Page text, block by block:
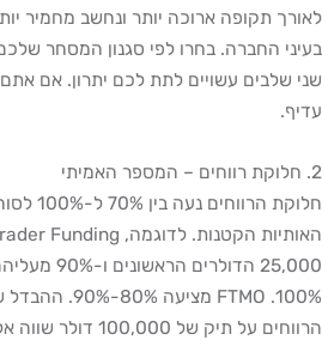
לאורך תקופה ארוכה יותר ונחשב מחמיר
בעיני החברה. בחרו לפי סגנון המסחר
שני שלבים עשויים לתת לכם יתרון. אם
עדיף.
2. חלוקת רווחים – המספר האמיתי
חלוקת
הרווחים על תיק של